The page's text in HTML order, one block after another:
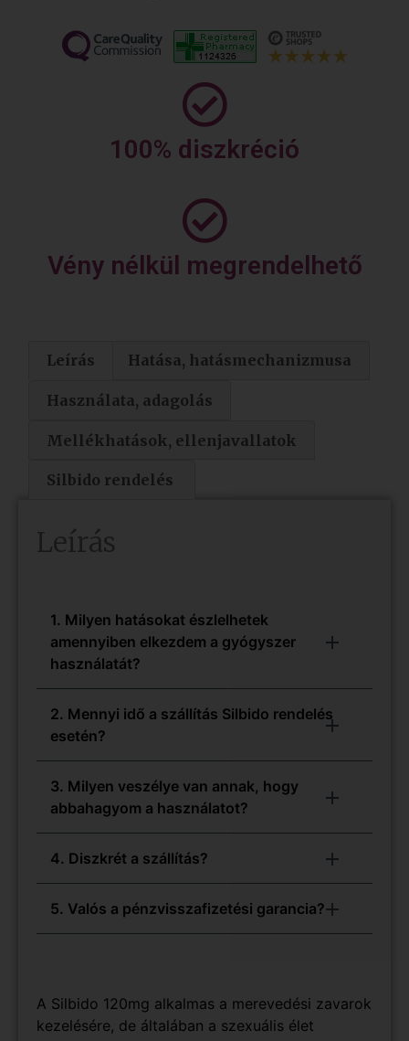
100% diszkréció
Vény nélkül megrendelhető
Leírás Hatása, hatásmechanizmusa
Használata, adagolás
Mellékhatások, ellenjavallatok
Silbido rendelés
Leírás
1. Milyen hatásokat észlelhetek
amennyiben elkezdem a gyógyszer
használatát?
2. Mennyi idő a szállítás Silbido rendelés
esetén?
3. Milyen veszélye van annak, hogy
abbahagyom a használatot?
4. Diszkrét a szállítás?
5. Valós a pénzvisszafizetési garancia?
A Silbido 120mg alkalmas a merevedési zavarok
kezelésére, de általában a szexuális élet